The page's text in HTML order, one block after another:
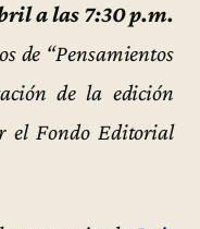
a las 7:30 p.m.
de “Pensamientos
de la edición
el Fondo Editorial